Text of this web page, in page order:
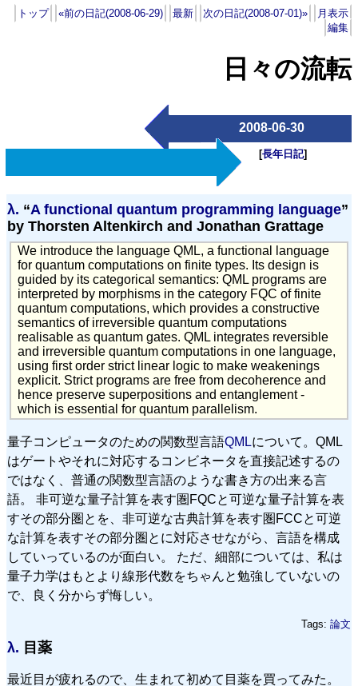
トップ «前の日記(2008-06-29) 最新 次の日記(2008-07-01)»
月表示
編集
日々の流転
2008-06-30
[長年日記]
λ. “A functional quantum programming language”
by Thorsten Altenkirch and Jonathan Grattage
We introduce the language QML, a functional language
for quantum computations on finite types. Its design is
guided by its categorical semantics: QML programs are
interpreted by morphisms in the category FQC of finite
quantum computations, which provides a constructive
semantics of irreversible quantum computations
realisable as quantum gates. QML integrates reversible
and irreversible quantum computations in one language,
using first order strict linear logic to make weakenings
explicit. Strict programs are free from decoherence and
hence preserve superpositions and entanglement -
which is essential for quantum parallelism.
量子コンピュータのための関数型言語QMLについて。QML
はゲートやそれに対応するコンビネータを直接記述するの
ではなく、普通の関数型言語のような書き方の出来る言
語。 非可逆な量子計算を表す圏FQCと可逆な量子計算を表
すその部分圏とを、非可逆な古典計算を表す圏FCCと可逆
な計算を表すその部分圏とに対応させながら、言語を構成
していっているのが面白い。 ただ、細部については、私は
量子力学はもとより線形代数をちゃんと勉強していないの
で、良く分からず悔しい。
Tags: 論文
λ. 目薬
最近目が疲れるので、生まれて初めて目薬を買ってみた。